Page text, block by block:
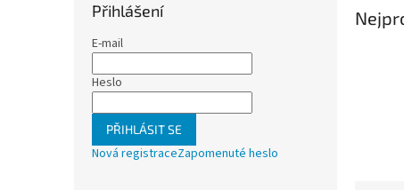
Přihlášení
E-mail
Heslo
PŘIHLÁSIT SE
Nová registraceZapomenuté heslo